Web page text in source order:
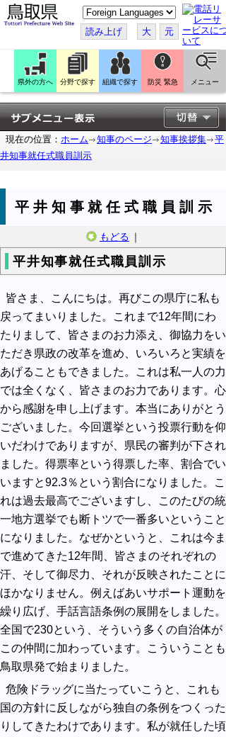
こ
の
ペ
ー
ジ
翻
訳
す
る
読み上げ 大 元
県外の方へ 分野で探す 組織で探す 防災 緊急 メニュー
現在の位置： ホーム 知事のページ 知事挨拶集
平
井知事就任式職員訓示
平井知事就任式職員訓示
もどる ｜
平井知事就任式職員訓示
皆さま、こんにちは。再びこの県庁に私も
戻ってまいりました。これまで12年間にわ
たりまして、皆さまのお力添え、御協力をい
ただき県政の改革を進め、いろいろと実績を
あげることもできました。これは私一人の力
では全くなく、皆さまのお力であります。心
から感謝を申し上げます。本当にありがとう
ございました。今回選挙という投票行動を仰
いだわけでありますが、県民の審判が下され
ました。得票率という得票した率、割合でい
いますと92.3％という割合になりました。こ
れは過去最高でございますし、このたびの統
一地方選挙でも断トツで一番多いということ
になりました。なぜかというと、これは今ま
で進めてきた12年間、皆さまのそれぞれの
汗、そして御尽力、それが反映されたことに
ほかなりません。例えばあいサポート運動を
繰り広げ、手話言語条例の展開をしました。
全国で230という、そういう多くの自治体が
この仲間に加わっています。こういうことも
鳥取県発で始まりました。
危険ドラッグに当たっていこうと、これも
国の方針に反しながら独自の条例をつくった
りしてきたわけであります。私が就任した頃